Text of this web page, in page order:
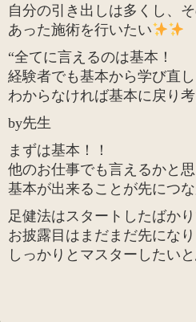
自分の引き出しは多くし、
あった施術を行いたい
“全てに言えるのは基本！
経験者でも基本から学び直し
わからなければ基本に戻り
by先生
まずは基本！！
他のお仕事でも言えるかと
基本が出来ることが先につ
足健法はスタートしたばか
お披露目はまだまだ先にな
しっかりとマスターしたい